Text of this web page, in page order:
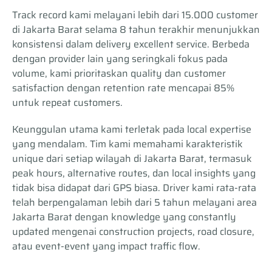
Track record kami melayani lebih dari 15.000 customer
di Jakarta Barat selama 8 tahun terakhir menunjukkan
konsistensi dalam delivery excellent service. Berbeda
dengan provider lain yang seringkali fokus pada
volume, kami prioritaskan quality dan customer
satisfaction dengan retention rate mencapai 85%
untuk repeat customers.
Keunggulan utama kami terletak pada local expertise
yang mendalam. Tim kami memahami karakteristik
unique dari setiap wilayah di Jakarta Barat, termasuk
peak hours, alternative routes, dan local insights yang
tidak bisa didapat dari GPS biasa. Driver kami rata-rata
telah berpengalaman lebih dari 5 tahun melayani area
Jakarta Barat dengan knowledge yang constantly
updated mengenai construction projects, road closure,
atau event-event yang impact traffic flow.